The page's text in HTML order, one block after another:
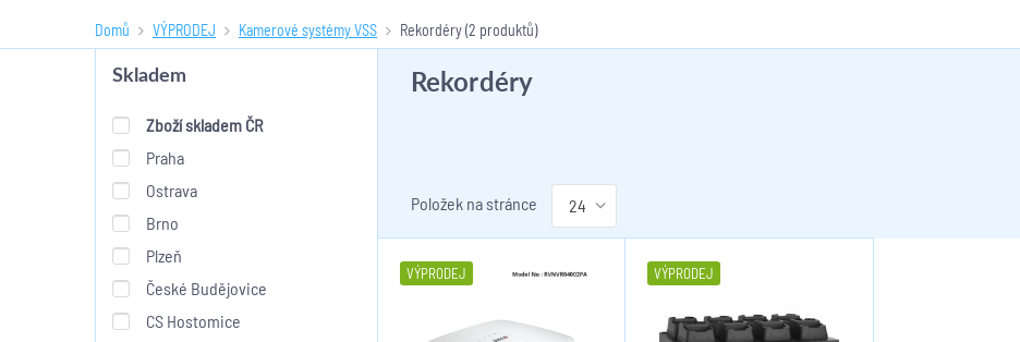
Domů VÝPRODEJ Kamerové systémy VSS Rekordéry(2 produktů)
Skladem
Zboží skladem ČR
Praha
Ostrava
Brno
Plzeň
České Budějovice
CS Hostomice
Rekordéry
Položek na stránce
VÝPRODEJ VÝPRODEJ